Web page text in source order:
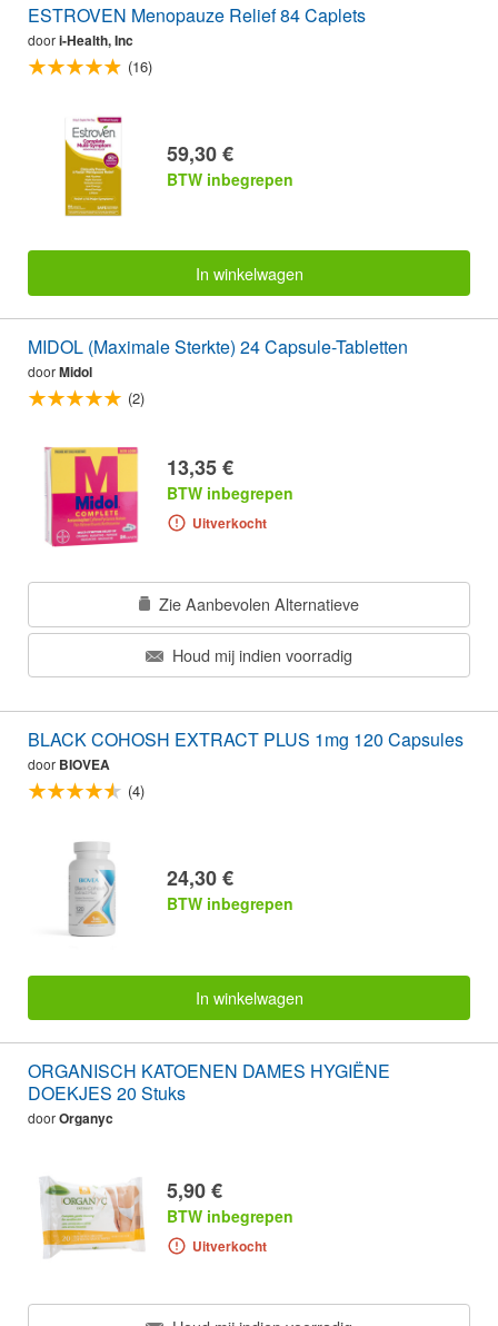
ESTROVEN Menopauze Relief 84 Caplets
doori-Health, Inc
(16)
59,30 €
BTW inbegrepen
In winkelwagen
MIDOL (Maximale Sterkte) 24 Capsule-Tabletten
doorMidol
(2)
13,35 €
BTW inbegrepen
Uitverkocht
Zie Aanbevolen Alternatieve
Houd mij indien voorradig
BLACK COHOSH EXTRACT PLUS 1mg 120 Capsules
door BIOVEA
(4)
24,30 €
BTW inbegrepen
In winkelwagen
ORGANISCH KATOENEN DAMES HYGIËNE
DOEKJES 20 Stuks
doorOrganyc
5,90 €
BTW inbegrepen
Uitverkocht